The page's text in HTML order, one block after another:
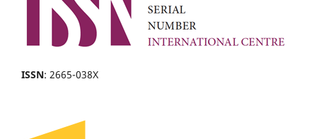
ISSN: 2665-038X